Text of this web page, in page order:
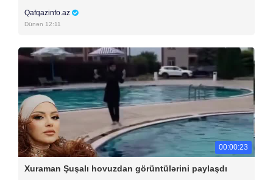
Qafqazinfo.az
Dünən 12:11
00:00:23
Xuraman Şuşalı hovuzdan görüntülərini paylaşdı